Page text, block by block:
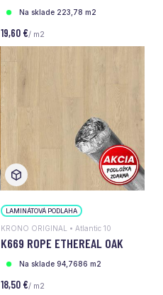
Na sklade 223,78 m2
19,60 €/ m2
LAMINÁTOVÁ PODLAHA
KRONO ORIGINAL • Atlantic 10
K669 ROPE ETHEREAL OAK
Na sklade 94,7686 m2
18,50 €/ m2